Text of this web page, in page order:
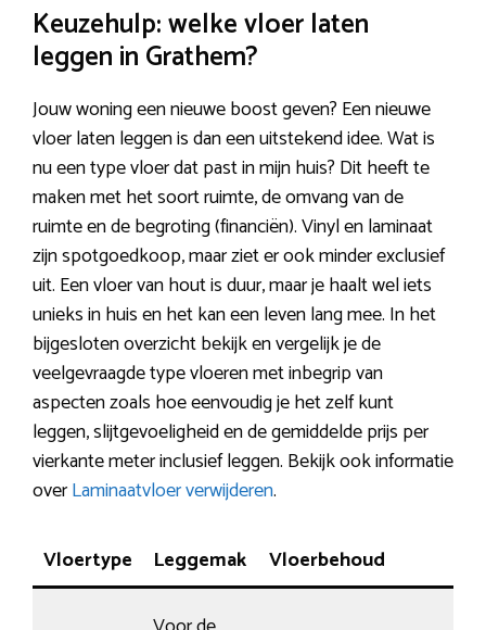
Keuzehulp: welke vloer laten
leggen in Grathem?
Jouw woning een nieuwe boost geven? Een nieuwe
vloer laten leggen is dan een uitstekend idee. Wat is
nu een type vloer dat past in mijn huis? Dit heeft te
maken met het soort ruimte, de omvang van de
ruimte en de begroting (financiën). Vinyl en laminaat
zijn spotgoedkoop, maar ziet er ook minder exclusief
uit. Een vloer van hout is duur, maar je haalt wel iets
unieks in huis en het kan een leven lang mee. In het
bijgesloten overzicht bekijk en vergelijk je de
veelgevraagde type vloeren met inbegrip van
aspecten zoals hoe eenvoudig je het zelf kunt
leggen, slijtgevoeligheid en de gemiddelde prijs per
vierkante meter inclusief leggen. Bekijk ook informatie
overLaminaatvloer verwijderen.
Vloertype Leggemak Vloerbehoud